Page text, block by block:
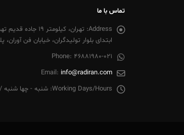
تماس با ما
Address:
تهران،
ابتدای بلوار تولیدگران، خیابان فن آوران،
Phone: 46881980-021
Email: info@radiran.com
Working Days/Hours: شنبه - چها شنبه / 9:00 AM - 8:00 PM